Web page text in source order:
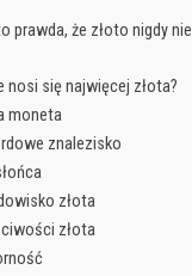
prawda, że złoto nigdy nie
nosi się najwięcej złota?
moneta
znalezisko
złota
złota